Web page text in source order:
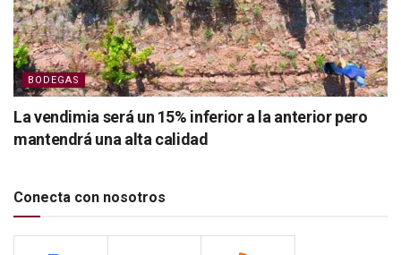
BODEGAS
La vendimia será un 15% inferior a la anterior pero
mantendrá una alta calidad
Conecta con nosotros